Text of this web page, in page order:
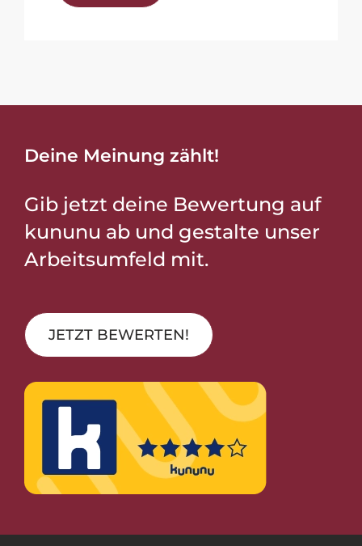
Deine Meinung zählt!
Gib jetzt deine Bewertung auf
kununu ab und gestalte unser
Arbeitsumfeld mit.
JETZT BEWERTEN!